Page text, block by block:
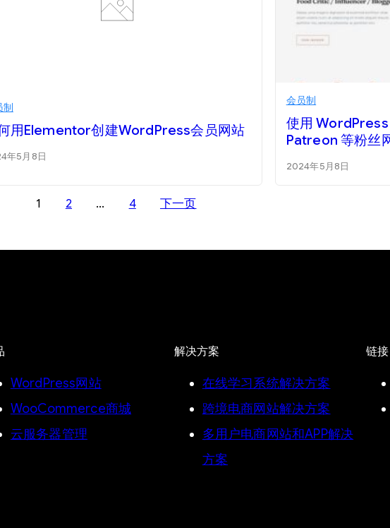
制
用Elementor创建WordPress会员网站
年5月8日
会员制
使用
Patreon 等粉丝
2024年5月8日
1 2 … 4 下一页
WordPress网站
WooCommerce商城
云服务器管理
解决方案
在线学习系统解决方案
跨境电商网站解决方案
多用户电商网站和APP解决
方案
链接